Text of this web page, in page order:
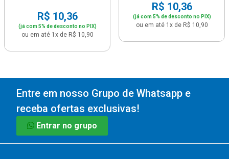
R$ 10,36
(já com 5% de desconto no PIX)
ou em até 1x de R$ 10,90
R$ 10,36
(já com 5% de desconto no PIX)
ou em até 1x de R$ 10,90
Entre em nosso Grupo de Whatsapp e
receba ofertas exclusivas!
Entrar no grupo